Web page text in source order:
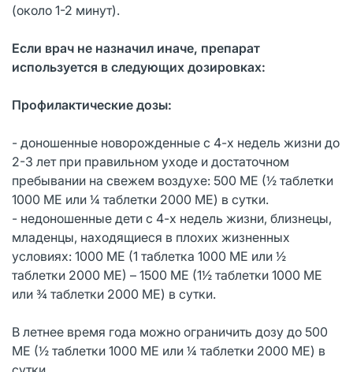
(около 1-2 минут).
Если врач не назначил иначе, препарат
используется в следующих дозировках:
Профилактические дозы:
- доношенные новорожденные с 4-х недель жизни до
2-3 лет при правильном уходе и достаточном
пребывании на свежем воздухе: 500 МЕ (½ таблетки
1000 МЕ или ¼ таблетки 2000 МЕ) в сутки.
- недоношенные дети с 4-х недель жизни, близнецы,
младенцы, находящиеся в плохих жизненных
условиях: 1000 МЕ (1 таблетка 1000 МЕ или ½
таблетки 2000 МЕ) – 1500 МЕ (1½ таблетки 1000 МЕ
или ¾ таблетки 2000 МЕ) в сутки.
В летнее время года можно ограничить дозу до 500
МЕ (½ таблетки 1000 МЕ или ¼ таблетки 2000 МЕ) в